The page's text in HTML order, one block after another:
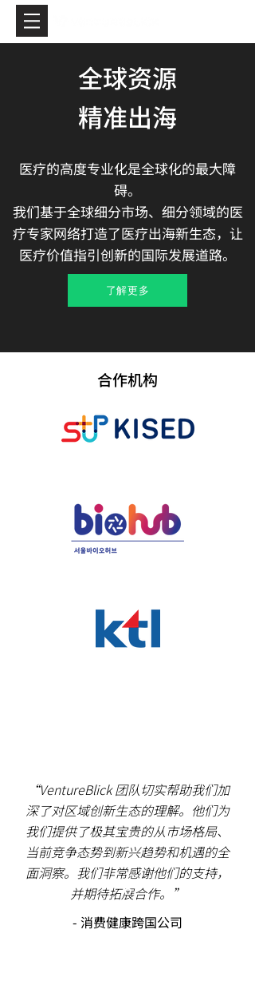
全球资源​
精准出海​
医疗的高度专业化是全球化的最大障
碍。​
我们基于全球细分市场、细分领域的医
疗专家网络打造了医疗出海新生态，让
医疗价值指引创新的国际发展道路。
了解更多​
合作机构​
“VentureBlick 团队切实帮助我们加
深了对区域创新生态的理解。他们为
我们提供了极其宝贵的从市场格局、
当前竞争态势到新兴趋势和机遇的全
面洞察。我们非常感谢他们的支持，
并期待拓展合作。”
- 消费健康跨国公司